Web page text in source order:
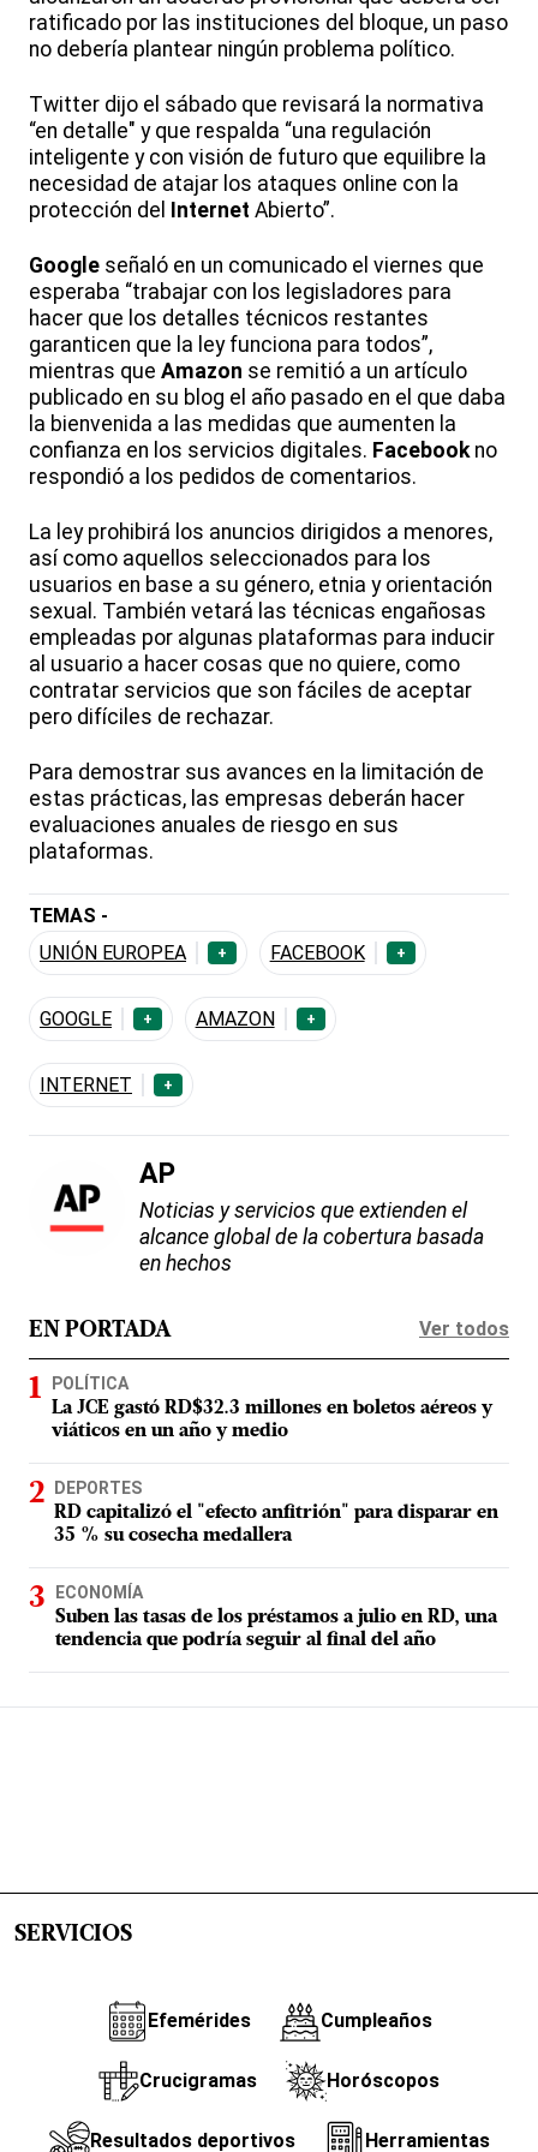
ratificado por las instituciones del bloque, un paso
no debería plantear ningún problema político.
Twitter dijo el sábado que revisará la normativa
“en detalle" y que respalda “una regulación
inteligente y con visión de futuro que equilibre la
necesidad de atajar los ataques online con la
protección del Internet Abierto”.
Google señaló en un comunicado el viernes que
esperaba “trabajar con los legisladores para
hacer que los detalles técnicos restantes
garanticen que la ley funciona para todos”,
mientras que Amazon se remitió a un artículo
publicado en su blog el año pasado en el que daba
la bienvenida a las medidas que aumenten la
confianza en los servicios digitales. Facebook no
respondió a los pedidos de comentarios.
La ley prohibirá los anuncios dirigidos a menores,
así como aquellos seleccionados para los
usuarios en base a su género, etnia y orientación
sexual. También vetará las técnicas engañosas
empleadas por algunas plataformas para inducir
al usuario a hacer cosas que no quiere, como
contratar servicios que son fáciles de aceptar
pero difíciles de rechazar.
Para demostrar sus avances en la limitación de
estas prácticas, las empresas deberán hacer
evaluaciones anuales de riesgo en sus
plataformas.
TEMAS -
UNIÓN EUROPEA
+ FACEBOOK +
GOOGLE + AMAZON +
INTERNET +
AP
Noticias y servicios que extienden el
alcance global de la cobertura basada
en hechos
EN PORTADA Ver todos
POLÍTICA
La JCE gastó RD$32.3 millones en boletos aéreos y
viáticos en un año y medio
DEPORTES
RD capitalizó el "efecto anfitrión" para disparar en
35 % su cosecha medallera
ECONOMÍA
Suben las tasas de los préstamos a julio en RD, una
tendencia que podría seguir al final del año
SERVICIOS
Efemérides Cumpleaños
Crucigramas Horóscopos
Resultados deportivos Herramientas